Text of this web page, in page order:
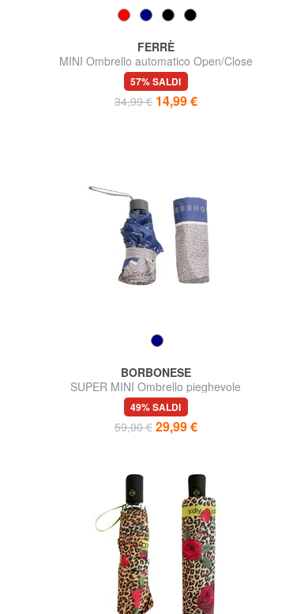
FERRÈ
MINI Ombrello automatico Open/Close
57% SALDI
34,99 € 14,99 €
BORBONESE
SUPER MINI Ombrello pieghevole
49% SALDI
59,00 € 29,99 €